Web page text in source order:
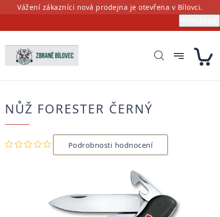
PřejítVážení zákazníci nová prodejna je otevřena v Bílovci.
NŮŽ FORESTER ČERNÝ
Průměrné
hodnocení
produktu
hvězdiček.
Podrobnosti hodnocení